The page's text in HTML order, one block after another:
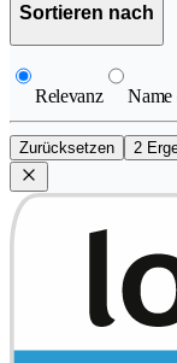
Sortieren nach
Relevanz
Zurücksetzen 2